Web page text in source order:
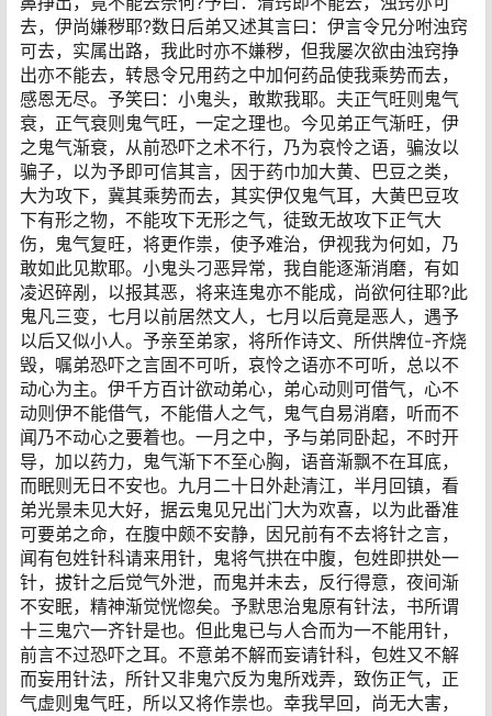
去，伊尚嫌秽耶?数日后弟又述其言曰：伊言令兄分咐浊窍
可去，实属出路，我此时亦不嫌秽，但我屡次欲由浊窍挣
出亦不能去，转恳令兄用药之中加何药品使我乘势而去，
感恩无尽。予笑曰：小鬼头，敢欺我耶。夫正气旺则鬼气
衰，正气衰则鬼气旺，一定之理也。今见弟正气渐旺，伊
之鬼气渐衰，从前恐吓之术不行，乃为哀怜之语，骗汝以
骗子，以为予即可信其言，因于药巾加大黄、巴豆之类，
大为攻下，冀其乘势而去，其实伊仅鬼气耳，大黄巴豆攻
下有形之物，不能攻下无形之气，徒致无故攻下正气大
伤，鬼气复旺，将更作祟，使予难治，伊视我为何如，乃
敢如此见欺耶。小鬼头刁恶异常，我自能逐渐消磨，有如
凌迟碎剐，以报其恶，将来连鬼亦不能成，尚欲何往耶?此
鬼凡三变，七月以前居然文人，七月以后竟是恶人，遇予
以后又似小人。予亲至弟家，将所作诗文、所供牌位-齐烧
毁，嘱弟恐吓之言固不可听，哀怜之语亦不可听，总以不
动心为主。伊千方百计欲动弟心，弟心动则可借气，心不
动则伊不能借气，不能借人之气，鬼气自易消磨，听而不
闻乃不动心之要着也。一月之中，予与弟同卧起，不时开
导，加以药力，鬼气渐下不至心胸，语音渐飘不在耳底，
而眠则无日不安也。九月二十日外赴清江，半月回镇，看
弟光景未见大好，据云鬼见兄出门大为欢喜，以为此番准
可要弟之命，在腹中颇不安静，因兄前有不去将针之言，
闻有包姓针科请来用针，鬼将气拱在中腹，包姓即拱处一
针，拔针之后觉气外泄，而鬼并未去，反行得意，夜间渐
不安眠，精神渐觉恍惚矣。予默思治鬼原有针法，书所谓
十三鬼穴一齐针是也。但此鬼已与人合而为一不能用针，
前言不过恐吓之耳。不意弟不解而妄请针科，包姓又不解
而妄用针法，所针又非鬼穴反为鬼所戏弄，致伤正气，正
气虚则鬼气旺，所以又将作祟也。幸我早回，尚无大害，